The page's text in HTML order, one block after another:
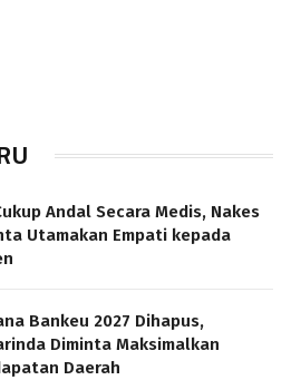
Andal Secara Medis, Nakes
Utamakan Empati kepada
Bankeu 2027 Dihapus,
Diminta Maksimalkan
Daerah